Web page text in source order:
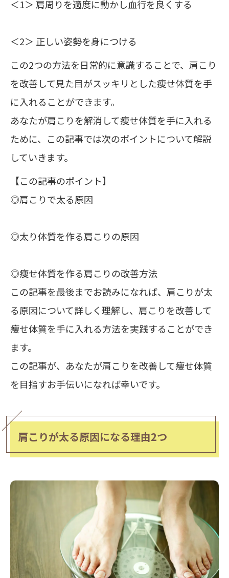
＜1＞ 肩周りを適度に動かし血行を良くする
＜2＞ 正しい姿勢を身につける
この2つの方法を日常的に意識することで、肩こり
を改善して見た目がスッキリとした痩せ体質を手
に入れることができます。
あなたが肩こりを解消して痩せ体質を手に入れる
ために、この記事では次のポイントについて解説
していきます。
【この記事のポイント】
◎肩こりで太る原因
◎太り体質を作る肩こりの原因
◎痩せ体質を作る肩こりの改善方法
この記事を最後までお読みになれば、肩こりが太
る原因について詳しく理解し、肩こりを改善して
痩せ体質を手に入れる方法を実践することができ
ます。
この記事が、あなたが肩こりを改善して痩せ体質
を目指すお手伝いになれば幸いです。
肩こりが太る原因になる理由2つ